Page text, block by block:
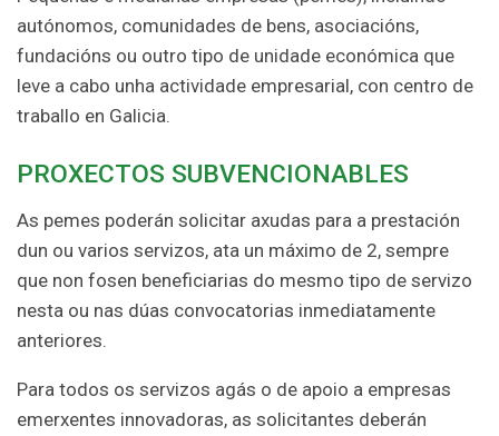
autónomos, comunidades de bens, asociacións,
fundacións ou outro tipo de unidade económica que
leve a cabo unha actividade empresarial, con centro de
traballo en Galicia.
PROXECTOS SUBVENCIONABLES
As pemes poderán solicitar axudas para a prestación
dun ou varios servizos, ata un máximo de 2, sempre
que non fosen beneficiarias do mesmo tipo de servizo
nesta ou nas dúas convocatorias inmediatamente
anteriores.
Para todos os servizos agás o de apoio a empresas
emerxentes innovadoras, as solicitantes deberán